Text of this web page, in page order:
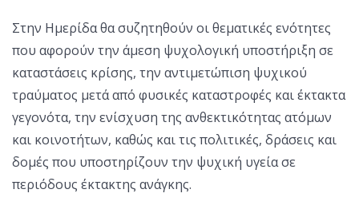
Στην Ημερίδα θα συζητηθούν οι θεματικές ενότητες
που αφορούν την άμεση ψυχολογική υποστήριξη σε
καταστάσεις κρίσης, την αντιμετώπιση ψυχικού
τραύματος μετά από φυσικές καταστροφές και έκτακτα
γεγονότα, την ενίσχυση της ανθεκτικότητας ατόμων
και κοινοτήτων, καθώς και τις πολιτικές, δράσεις και
δομές που υποστηρίζουν την ψυχική υγεία σε
περιόδους έκτακτης ανάγκης.